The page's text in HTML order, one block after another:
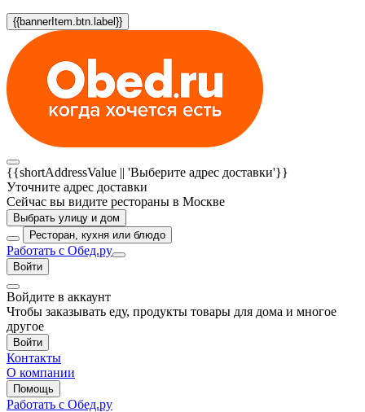
{{bannerItem.btn.label}}
{{shortAddressValue || 'Выберите адрес доставки'}}
Уточните адрес доставки
Сейчас вы видите рестораны в Москве
Выбрать улицу и дом
Ресторан, кухня или блюдо
Работать с Обед.ру
Войти
Войдите в аккаунт
Чтобы заказывать еду, продукты товары для дома и многое
другое
Войти
Контакты
О компании
Помощь
Работать с Обед.ру